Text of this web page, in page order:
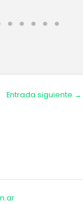
Entrada siguiente →